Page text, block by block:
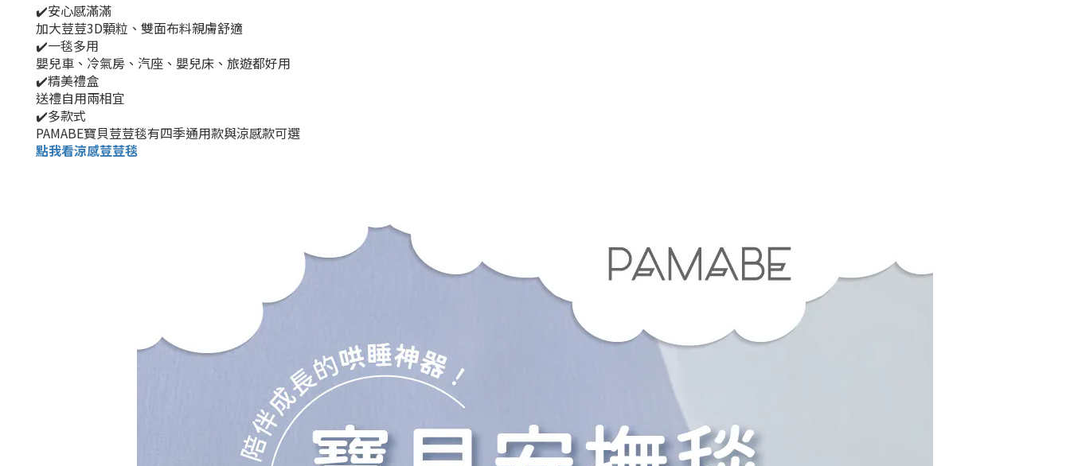
✔️安心感滿滿
加大荳荳3D顆粒、雙面布料親膚舒適
✔️一毯多用
嬰兒車、冷氣房、汽座、嬰兒床、旅遊都好用
✔️精美禮盒
送禮自用兩相宜
✔️多款式
PAMABE寶貝荳荳毯有四季通用款與涼感款可選
點我看涼感荳荳毯